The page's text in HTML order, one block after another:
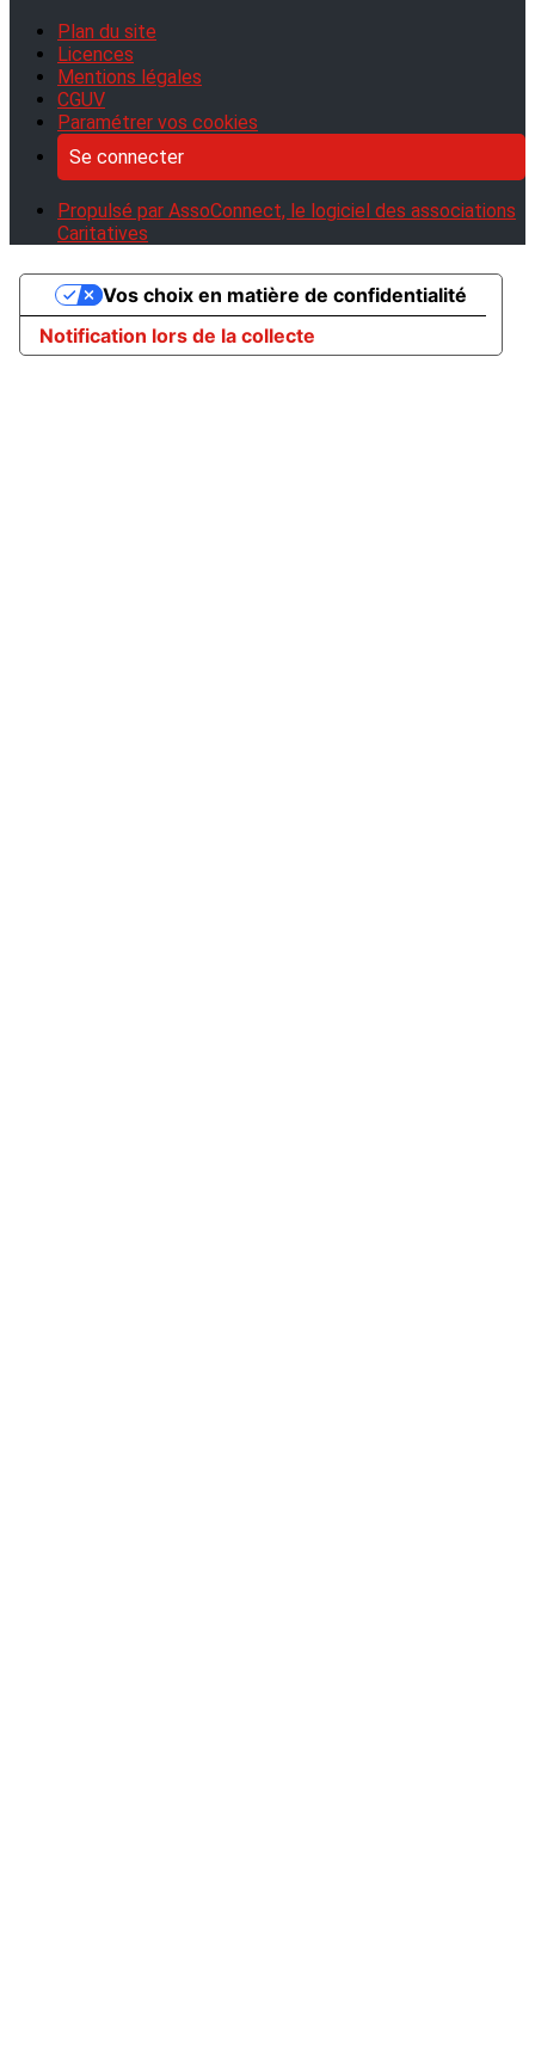
Plan du site
Licences
Mentions légales
CGUV
Paramétrer vos cookies
Se connecter
Propulsé par AssoConnect, le logiciel des associations
Caritatives
Notification lors de la collecte
Vos choix en matière de confidentialité